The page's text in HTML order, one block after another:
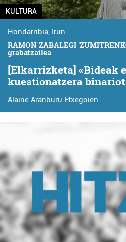
KULTURA
Hondarribia, Irun
RAMON ZABALEGI
grabatzailea
[Elkarrizketa] «Bideak
kuestionatzera
Alaine Aranburu Etxegoien